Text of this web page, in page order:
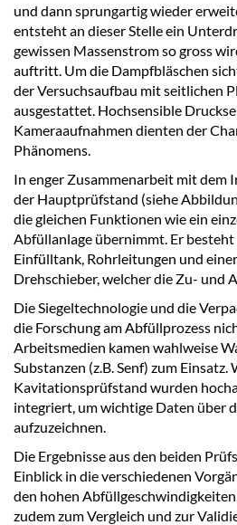
und dann sprungartig wieder
entsteht an dieser Stelle ein
gewissen Massenstrom so gross
auftritt. Um die Dampfbläschen
der Versuchsaufbau mit seitlichen
ausgestattet. Hochsensible
Kameraaufnahmen dienten der
Phänomens.
In enger Zusammenarbeit mit dem
der Hauptprüfstand (siehe
die gleichen Funktionen wie ein
Abfüllanlage übernimmt. Er
Einfülltank, Rohrleitungen und
Drehschieber, welcher die Zu- und
Die Siegeltechnologie und die
die Forschung am Abfüllprozess
Arbeitsmedien kamen wahlweise
Substanzen (z.B. Senf) zum Einsatz.
Kavitationsprüfstand wurden
integriert, um wichtige Daten über
aufzuzeichnen.
Die Ergebnisse aus den beiden
Einblick in die verschiedenen
den hohen
zudem zum Vergleich und zur